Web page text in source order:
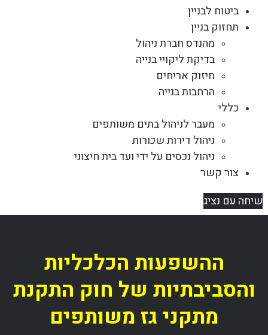
ביטוח לבניין
תחזוק בניין
מהנדס חברת ניהול
בדיקת ליקויי בנייה
חיזוק אריחים
הרחבות בנייה
כללי
מעבר לניהול בתים משותפים
ניהול דירות שכורות
ניהול נכסים על ידי ועד בית חיצוני
צור קשר
שיחה עם נציג
ההשפעות הכלכליות
והסביבתיות של חוק התקנת
מתקני גז משותפים